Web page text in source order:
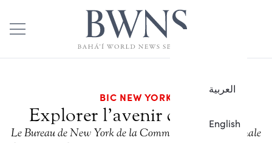
العربية
English
BIC NEW YORK
Explorer l’avenir du travail
Le Bureau de New York de la Communauté internationale